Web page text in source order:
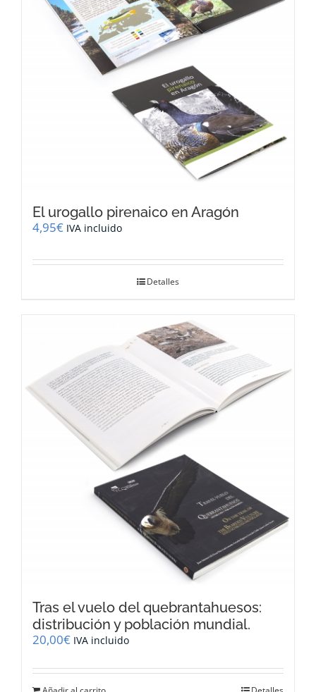
El urogallo pirenaico en Aragón
4,95€ IVA incluido
Detalles
Tras el vuelo del quebrantahuesos:
distribución y población mundial.
20,00€ IVA incluido